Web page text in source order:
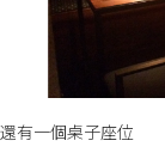
還有一個桌子座位